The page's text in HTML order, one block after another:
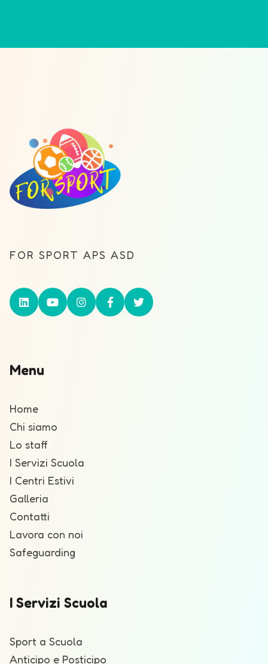
FOR SPORT APS ASD
Menu
Home
Chi siamo
Lo staff
I Servizi Scuola
I Centri Estivi
Galleria
Contatti
Lavora con noi
Safeguarding
I Servizi Scuola
Sport a Scuola
Anticipo e Posticipo